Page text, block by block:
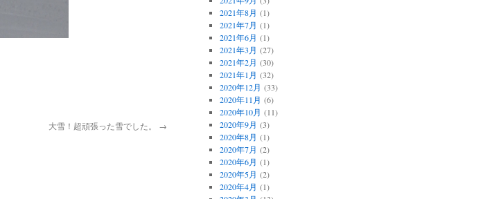
大雪！超頑張った雪でした。 →
2021年8月 (1)
2021年7月 (1)
2021年6月 (1)
2021年3月 (27)
2021年2月 (30)
2021年1月 (32)
2020年12月 (33)
2020年11月 (6)
2020年10月 (11)
2020年9月 (3)
2020年8月 (1)
2020年7月 (2)
2020年6月 (1)
2020年5月 (2)
2020年4月 (1)